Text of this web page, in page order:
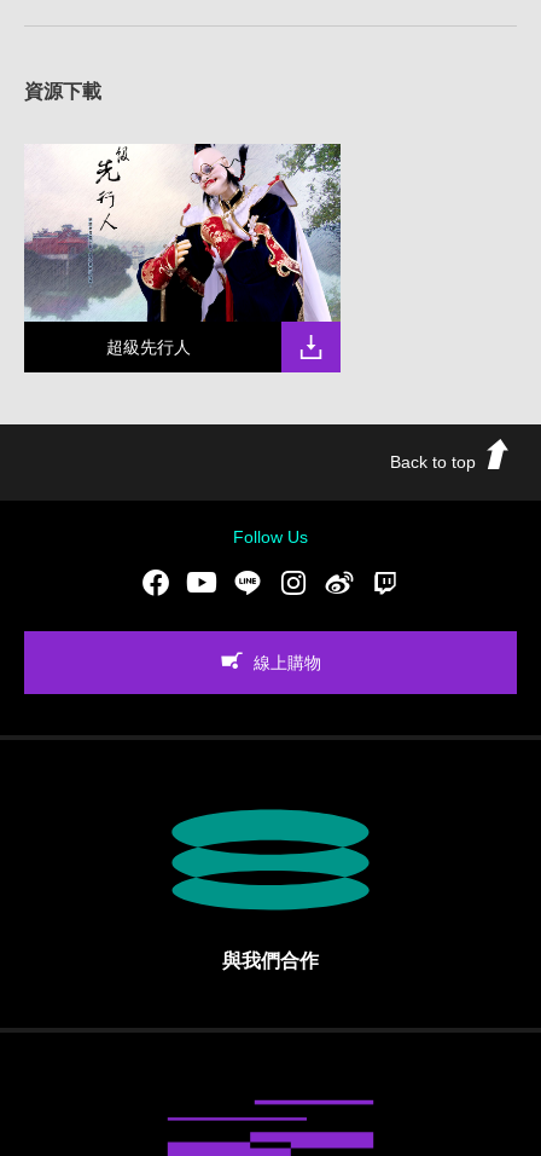
資源下載
超級先行人
Back to top
Follow Us
FacebookYoutubeLINE Instgram新浪微博
線上購物
與我們合作